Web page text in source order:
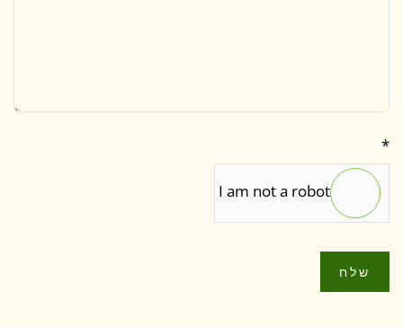
*
I am not a robot
שלח